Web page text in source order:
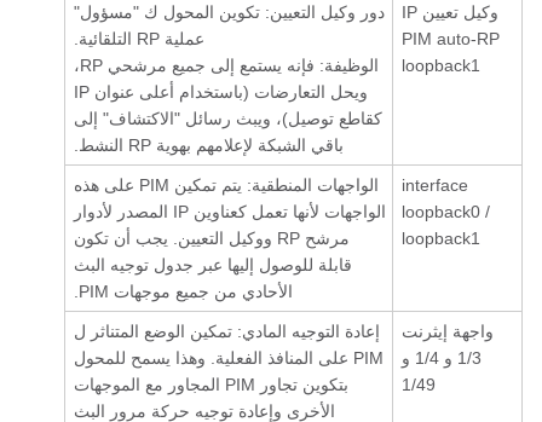
وكيل تعيين IP
PIM auto-RP
loopback1
دور وكيل التعيين: تكوين المحول ك "مسؤول"
عملية RP التلقائية.
الوظيفة: فإنه يستمع إلى جميع مرشحي RP،
ويحل التعارضات (باستخدام أعلى عنوان IP
كقاطع توصيل)، ويبث رسائل "الاكتشاف" إلى
باقي الشبكة لإعلامهم بهوية RP النشط.
interface
loopback0 /
loopback1
الواجهات المنطقية: يتم تمكين PIM على هذه
الواجهات لأنها تعمل كعناوين IP المصدر لأدوار
مرشح RP ووكيل التعيين. يجب أن تكون
قابلة للوصول إليها عبر جدول توجيه البث
الأحادي من جميع موجهات PIM.
واجهة إيثرنت
1/3 و 1/4 و
1/49
إعادة التوجيه المادي: تمكين الوضع المتناثر ل
PIM على المنافذ الفعلية. وهذا يسمح للمحول
بتكوين تجاور PIM المجاور مع الموجهات
الأخرى وإعادة توجيه حركة مرور البث